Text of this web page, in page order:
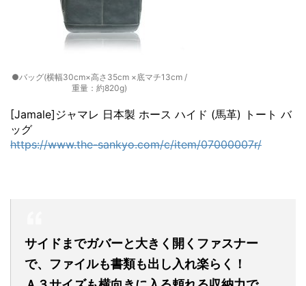
●バッグ(横幅30cm×高さ35cm ×底マチ13cm /
重量：約820g)
[Jamale]ジャマレ 日本製 ホース ハイド (馬革) トート バ
ッグ
https://www.the-sankyo.com/c/item/07000007r/
サイドまでガバーと大きく開くファスナー
で、ファイルも書類も出し入れ楽らく！